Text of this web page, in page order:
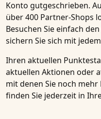
Konto gutgeschrieben.
über 400 Partner-Shops
Besuchen Sie einfach
sichern Sie sich mit
Ihren aktuellen
aktuellen Aktionen oder
mit denen Sie noch
finden Sie jederzeit in